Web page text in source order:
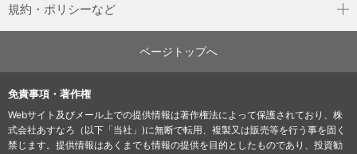
規約・ポリシーなど
ページトップへ
免責事項・著作権
Webサイト及びメール上での提供情報は著作権法によって保護されており、株
式会社あすなろ（以下「当社」)に無断で転用、複製又は販売等を行う事を固く
禁じます。提供情報はあくまでも情報の提供を目的としたものであり、投資勧